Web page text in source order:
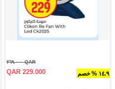
١٤.٩ % خصم
QAR ٢٦٩.٠٠٠
QAR 229.000